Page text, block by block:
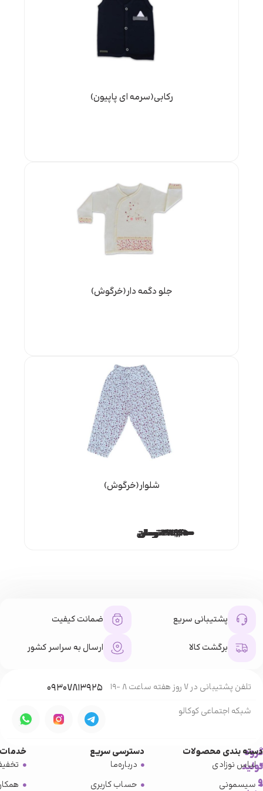
۱۶۷,۴۰۰تومان۱۴۸,۰۰۰تومان۳۷۱,۲۵۰تومان ۴۰۹,۱۰۰تومان۱۷۱,۵۰۰تومان
رکابی(سرمه ای پاپیون)
۳۸۸,۸۰۰تومان
جلو دگمه دار(خرگوش)
۴۸۱,۹۵۰تومان
شلوار(خرگوش)
۴۲۳,۹۰۰تومان
پشتیبانی سریع ضمانت کیفیت
برگشت کالا ارسال به سراسر کشور
گروه
تولید
و
دسته بندی محصولات
لباس نوزادی
سیسمونی
دسترسی سریع
درباره‌ما
حساب کاربری
تلفن پشتیبانی در 7 روز هفته ساعت 8 -19 ۰۹۳۰۷۸۱۳۹۲۵
شبکه‌ اجتماعی کوکالو